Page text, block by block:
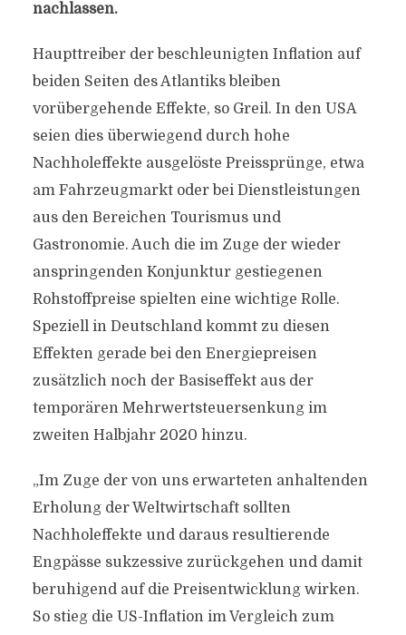
nachlassen.
Haupttreiber der beschleunigten Inflation auf
beiden Seiten des Atlantiks bleiben
vorübergehende Effekte, so Greil. In den USA
seien dies überwiegend durch hohe
Nachholeffekte ausgelöste Preissprünge, etwa
am Fahrzeugmarkt oder bei Dienstleistungen
aus den Bereichen Tourismus und
Gastronomie. Auch die im Zuge der wieder
anspringenden Konjunktur gestiegenen
Rohstoffpreise spielten eine wichtige Rolle.
Speziell in Deutschland kommt zu diesen
Effekten gerade bei den Energiepreisen
zusätzlich noch der Basiseffekt aus der
temporären Mehrwertsteuersenkung im
zweiten Halbjahr 2020 hinzu.
„Im Zuge der von uns erwarteten anhaltenden
Erholung der Weltwirtschaft sollten
Nachholeffekte und daraus resultierende
Engpässe sukzessive zurückgehen und damit
beruhigend auf die Preisentwicklung wirken.
So stieg die US-Inflation im Vergleich zum